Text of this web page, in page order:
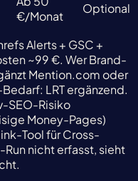
€/Monat
Optional
Alerts + GSC +
~99 €. Wer Brand-
Mention.com oder
LRT ergänzend.
SEO-Risiko
Money-Pages)
Tool für Cross-
nicht erfasst, sieht